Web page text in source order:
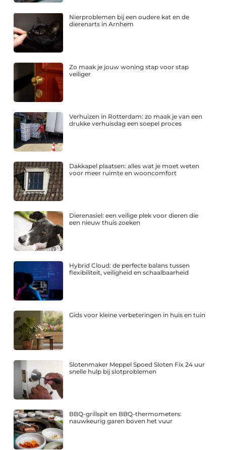
Nierproblemen bij een oudere kat en de
dierenarts in Arnhem
Zo maak je jouw woning stap voor stap
veiliger
Verhuizen in Rotterdam: zo maak je van een
drukke verhuisdag een soepel proces
Dakkapel plaatsen: alles wat je moet weten
voor meer ruimte en wooncomfort
Dierenasiel: een veilige plek voor dieren die
een nieuw thuis zoeken
Hybrid Cloud: de perfecte balans tussen
flexibiliteit, veiligheid en schaalbaarheid
Gids voor kleine verbeteringen in huis en tuin
Slotenmaker Meppel Spoed Sloten Fix 24 uur
snelle hulp bij slotproblemen
BBQ-grillspit en BBQ-thermometers:
nauwkeurig garen boven het vuur